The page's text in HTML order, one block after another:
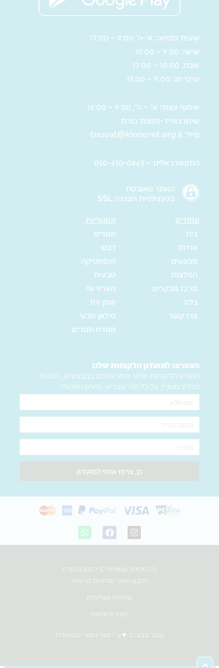
שעות פתיחה: א’-ה’ 9:00 – 17:00
שישי: 9:00 – 15:00
שבת: 10:00 – 17:00
ערבי חג: 9:00 – 13:00
איסוף עצמי: א' – ה', 9:00 – 16:00
שימו בווייז -תנובת כנרת
מייל: tnuvat@kinneret.org.il
התקשרו אלינו – 050-610-0863
האתר מאובטח
בטכנולגיית הצפנה SSL
עמודים
בית
אודות
מבצעים
המלצות
מרכז מבקרים
בלוג
צרו קשר
קטגוריות
תמרים
דבש
קוסמטיקה
טבעית
מארזי שי
שמן זית
סילאן טבעי
ממרח תמרים
הצטרפו למועדון הלקוחות שלנו
מועדון הלקוחות שלנו יפנק אתכם במבצעים, הטבות
ומידע מעניין על כל מה שבריא, טעים ואיכותי.
שם
אימייל
טלפון
כן, צרפו אותי למועדון
I
n
s
g
m
F
a
c
o
o
W
h
a
a
p
כל הזכויות שמורות © לתנובת כנרת
תקנון האתר ומדיניות פרטיות
מדיניות משלוחים
הצהרת נגישות
עוצב ונבנה ב-♥︎ ע"י זמיר גומא - הסטודיוז